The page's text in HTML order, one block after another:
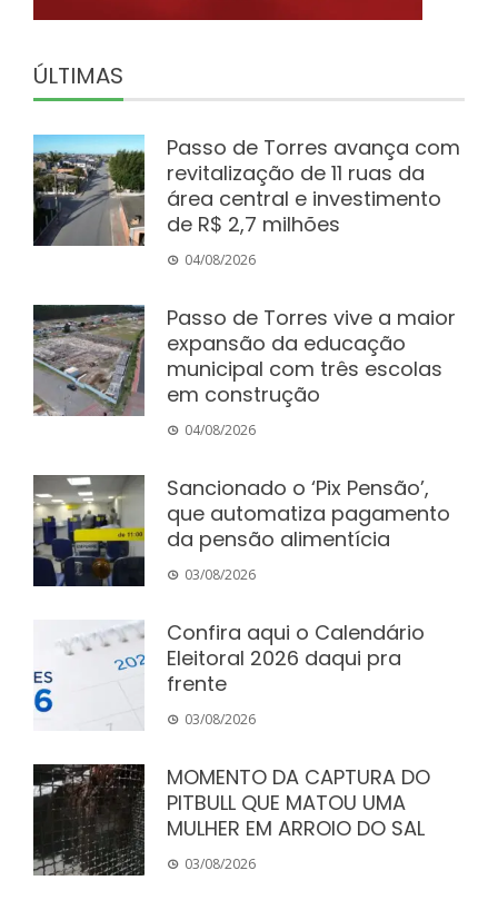
ÚLTIMAS
Passo de Torres avança com
revitalização de 11 ruas da
área central e investimento
de R$ 2,7 milhões
04/08/2026
Passo de Torres vive a maior
expansão da educação
municipal com três escolas
em construção
04/08/2026
Sancionado o ‘Pix Pensão’,
que automatiza pagamento
da pensão alimentícia
03/08/2026
Confira aqui o Calendário
Eleitoral 2026 daqui pra
frente
03/08/2026
MOMENTO DA CAPTURA DO
PITBULL QUE MATOU UMA
MULHER EM ARROIO DO SAL
03/08/2026